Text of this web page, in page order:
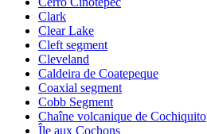
Clark
Clear Lake
Cleft segment
Cleveland
Caldeira de Coatepeque
Coaxial segment
Cobb Segment
Chaîne volcanique de Cochiquito
Île aux Cochons